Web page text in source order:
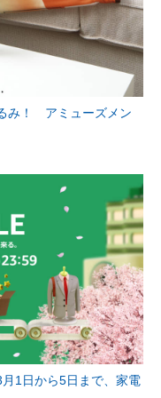
み！ アミューズメン
1日から5日まで、家電